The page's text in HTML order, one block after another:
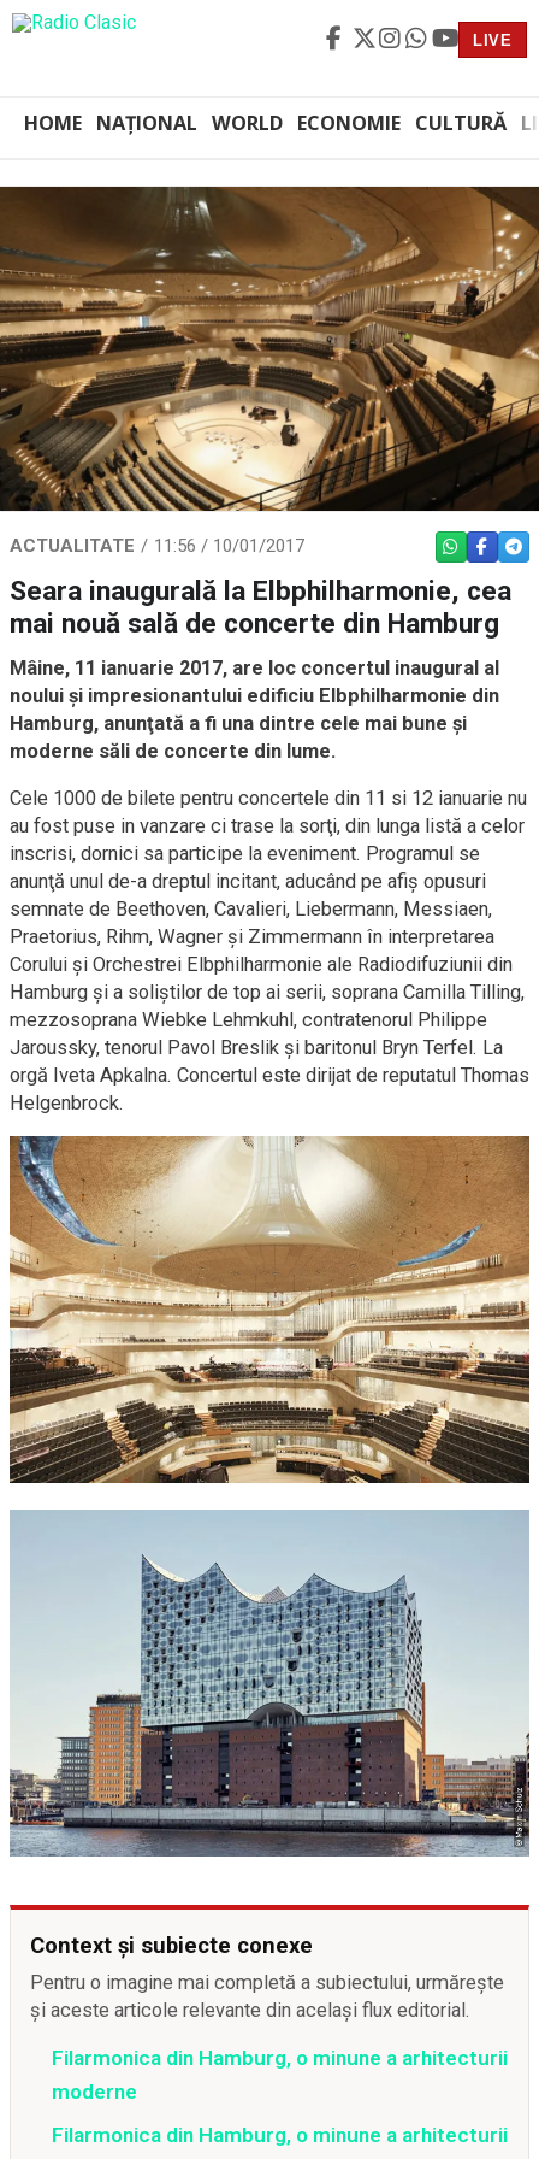
LIVE
HOME NAȚIONAL WORLD ECONOMIE CULTURĂ
ACTUALITATE 11:56 / 10/01/2017 WHATSAPP
Seara inaugurală la Elbphilharmonie, cea
mai nouă sală de concerte din Hamburg
Mâine, 11 ianuarie 2017, are loc concertul inaugural al
noului şi impresionantului edificiu Elbphilharmonie din
Hamburg, anunţată a fi una dintre cele mai bune şi
moderne săli de concerte din lume.
Cele 1000 de bilete pentru concertele din 11 si 12 ianuarie nu
au fost puse in vanzare ci trase la sorţi, din lunga listă a celor
inscrisi, dornici sa participe la eveniment. Programul se
anunţă unul de-a dreptul incitant, aducând pe afiş opusuri
semnate de Beethoven, Cavalieri, Liebermann, Messiaen,
Praetorius, Rihm, Wagner şi Zimmermann în interpretarea
Corului şi Orchestrei Elbphilharmonie ale Radiodifuziunii din
Hamburg şi a soliştilor de top ai serii, soprana Camilla Tilling,
mezzosoprana Wiebke Lehmkuhl, contratenorul Philippe
Jaroussky, tenorul Pavol Breslik şi baritonul Bryn Terfel. La
orgă Iveta Apkalna. Concertul este dirijat de reputatul Thomas
Helgenbrock.
Context și subiecte conexe
Pentru o imagine mai completă a subiectului, urmărește
și aceste articole relevante din același flux editorial.
Filarmonica din Hamburg, o minune a arhitecturii
moderne
Filarmonica din Hamburg, o minune a arhitecturii